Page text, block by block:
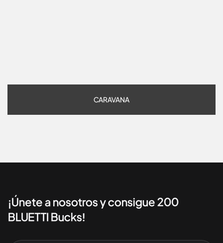
CARAVANA
¡Únete a nosotros y consigue 200
BLUETTI Bucks!